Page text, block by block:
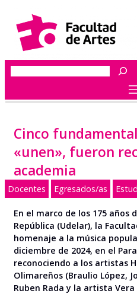
contenido
Buscar
Cinco
«unen», fueron
academia
Docentes Egresados/as
En el marco de los 175 años
República (Udelar), la
homenaje a la música
diciembre de 2024, en el
reconociendo a los artistas
Olimareños (Braulio López,
Ruben Rada y la artista Vera